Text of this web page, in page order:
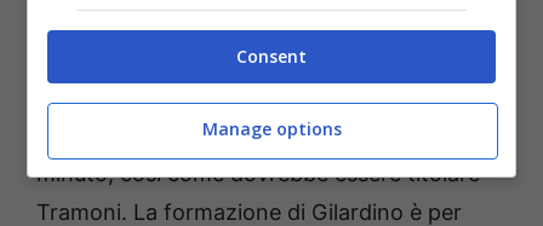
Il Pisa replica con un ordinato 3-4-2-1, con
infatti regolarmente in campo dal primo
minuto, così come dovrebbe essere titolare
Tramoni. La formazione di Gilardino è per
Consent
Manage options